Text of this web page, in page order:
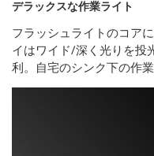
デラックスな作業ライト
フラッシュライトのコア
イはワイド/深く光りを投
利。自宅のシンク下の作業